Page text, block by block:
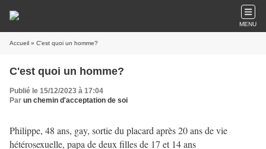
MENU
Accueil » C'est quoi un homme?
C'est quoi un homme?
Publié le 15/12/2023 à 17:04
Par un chemin d'acceptation de soi
Philippe, 48 ans, gay, sortie du placard après 20 ans de vie
hétérosexuelle, papa de deux filles de 17 et 14 ans